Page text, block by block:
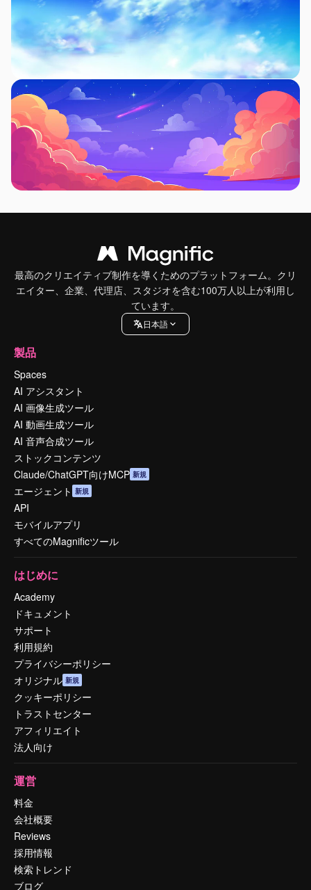
最高のクリエイティブ制作を導くためのプラットフォーム。クリ
エイター、企業、代理店、スタジオを含む100万人以上が利用し
ています。
日本語
製品
Spaces
AI アシスタント
AI 画像生成ツール
AI 動画生成ツール
AI 音声合成ツール
ストックコンテンツ
Claude/ChatGPT向けMCP 新規
エージェント 新規
API
モバイルアプリ
すべてのMagnificツール
はじめに
Academy
ドキュメント
サポート
利用規約
プライバシーポリシー
オリジナル 新規
クッキーポリシー
トラストセンター
アフィリエイト
法人向け
運営
料金
会社概要
Reviews
採用情報
検索トレンド
ブログ